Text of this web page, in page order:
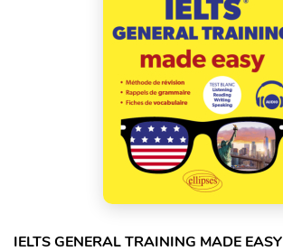
IELTS GENERAL TRAINING MADE EASY